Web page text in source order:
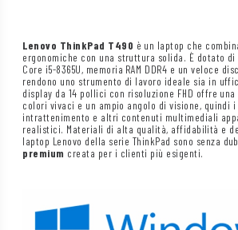
Lenovo ThinkPad T490 è un laptop che
ergonomiche con una struttura solida. È dotato
Core i5-8365U, memoria RAM DDR4 e un veloce
rendono uno strumento di lavoro ideale sia in
display da 14 pollici con risoluzione FHD offre
colori vivaci e un ampio angolo di visione, quindi
intrattenimento e altri contenuti multimediali
realistici. Materiali di alta qualità, affidabilità e
laptop Lenovo della serie ThinkPad sono senza
premium creata per i clienti più esigenti.